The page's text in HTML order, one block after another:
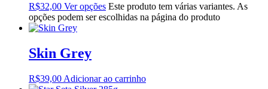
R$32,00 Ver opções Este produto tem várias variantes. As
opções podem ser escolhidas na página do produto
Skin Grey
R$39,00 Adicionar ao carrinho